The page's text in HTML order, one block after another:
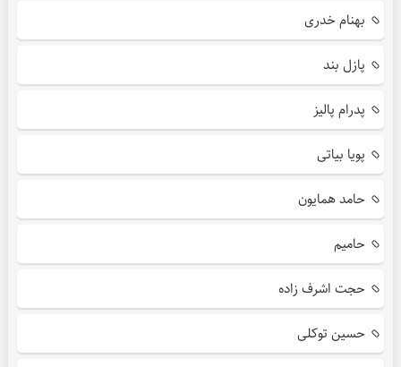
بهنام خدری
پازل بند
پدرام پالیز
پویا بیاتی
حامد همایون
حامیم
حجت اشرف زاده
حسین توکلی